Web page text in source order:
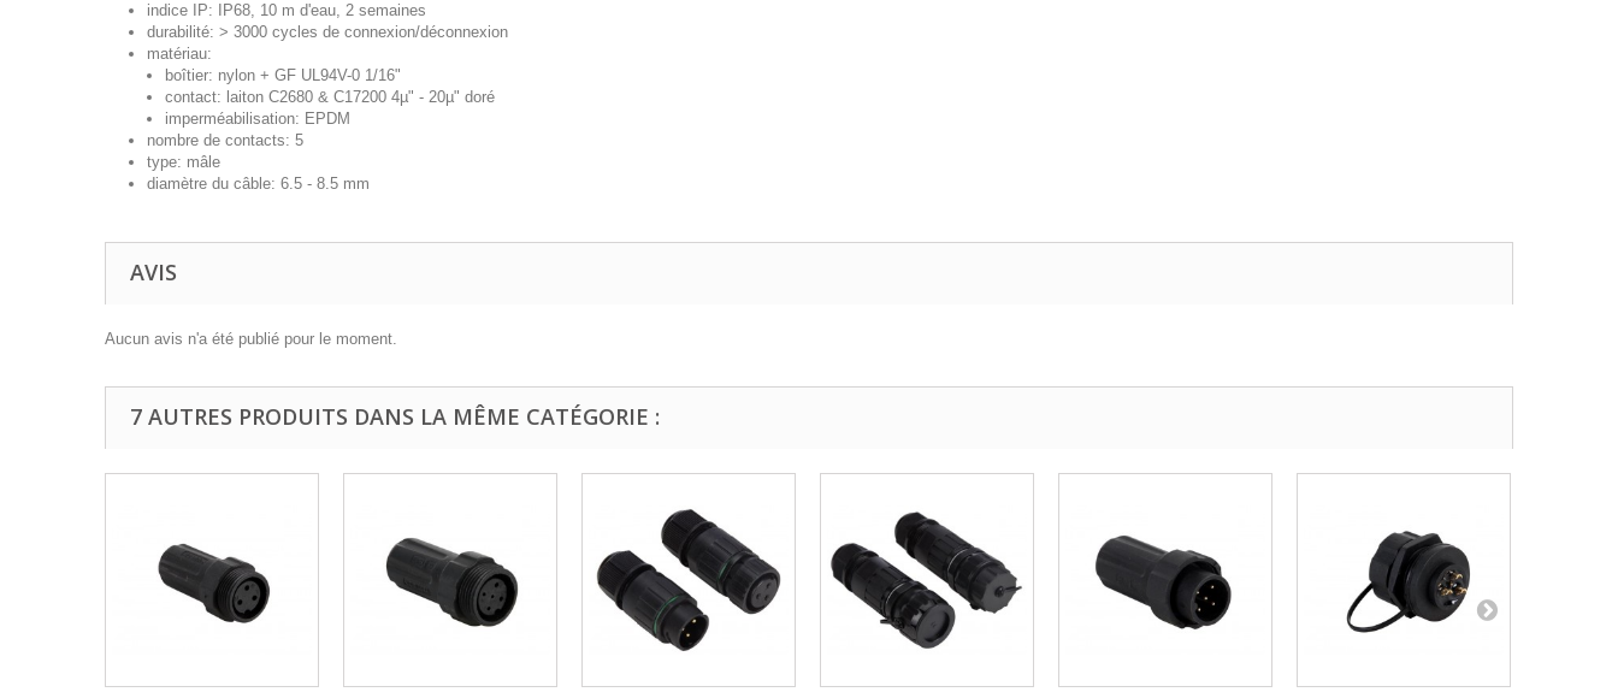
indice IP: IP68, 10 m d'eau, 2 semaines
durabilité: > 3000 cycles de connexion/déconnexion
matériau:
boîtier: nylon + GF UL94V-0 1/16"
contact: laiton C2680 & C17200 4µ" - 20µ" doré
imperméabilisation: EPDM
nombre de contacts: 5
type: mâle
diamètre du câble: 6.5 - 8.5 mm
AVIS
Aucun avis n'a été publié pour le moment.
7 AUTRES PRODUITS DANS LA MÊME CATÉGORIE :